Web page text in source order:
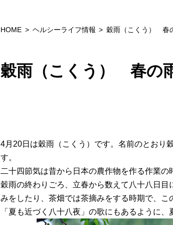
HOME ヘルシーライフ情報 穀雨（こくう） 春
穀雨（こくう） 春の
4月20日は穀雨（こくう）です。名前のとおり
す。
二十四節気は昔から日本の農作物を作る作業の
穀雨の終わりごろ、立春から数えて八十八日
みをしたり、茶畑では茶摘みをする時期で、こ
「夏も近づく八十八夜」の歌にもあるように